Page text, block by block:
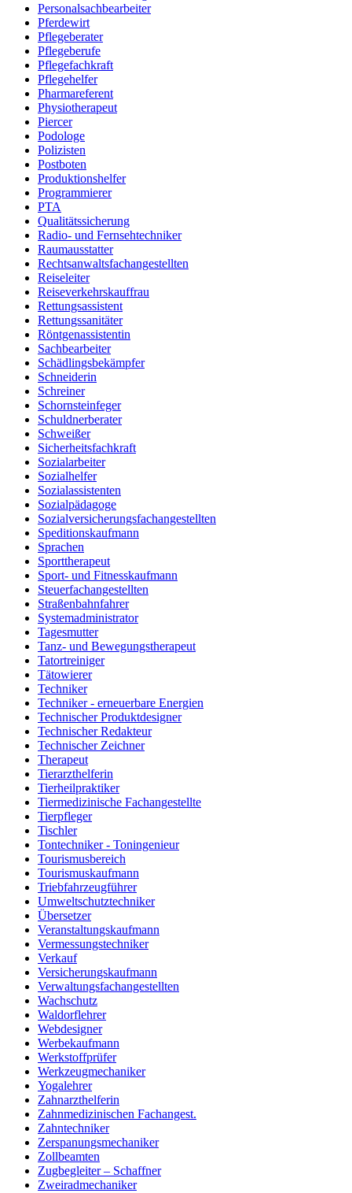
Personalsachbearbeiter
Pferdewirt
Pflegeberater
Pflegeberufe
Pflegefachkraft
Pflegehelfer
Pharmareferent
Physiotherapeut
Piercer
Podologe
Polizisten
Postboten
Produktionshelfer
Programmierer
PTA
Qualitätssicherung
Radio- und Fernsehtechniker
Raumausstatter
Rechtsanwaltsfachangestellten
Reiseleiter
Reiseverkehrskauffrau
Rettungsassistent
Rettungssanitäter
Röntgenassistentin
Sachbearbeiter
Schädlingsbekämpfer
Schneiderin
Schreiner
Schornsteinfeger
Schuldnerberater
Schweißer
Sicherheitsfachkraft
Sozialarbeiter
Sozialhelfer
Sozialassistenten
Sozialpädagoge
Sozialversicherungsfachangestellten
Speditionskaufmann
Sprachen
Sporttherapeut
Sport- und Fitnesskaufmann
Steuerfachangestellten
Straßenbahnfahrer
Systemadministrator
Tagesmutter
Tanz- und Bewegungstherapeut
Tatortreiniger
Tätowierer
Techniker
Techniker - erneuerbare Energien
Technischer Produktdesigner
Technischer Redakteur
Technischer Zeichner
Therapeut
Tierarzthelferin
Tierheilpraktiker
Tiermedizinische Fachangestellte
Tierpfleger
Tischler
Tontechniker - Toningenieur
Tourismusbereich
Tourismuskaufmann
Triebfahrzeugführer
Umweltschutztechniker
Übersetzer
Veranstaltungskaufmann
Vermessungstechniker
Verkauf
Versicherungskaufmann
Verwaltungsfachangestellten
Wachschutz
Waldorflehrer
Webdesigner
Werbekaufmann
Werkstoffprüfer
Werkzeugmechaniker
Yogalehrer
Zahnarzthelferin
Zahnmedizinischen Fachangest.
Zahntechniker
Zerspanungsmechaniker
Zollbeamten
Zugbegleiter – Schaffner
Zweiradmechaniker